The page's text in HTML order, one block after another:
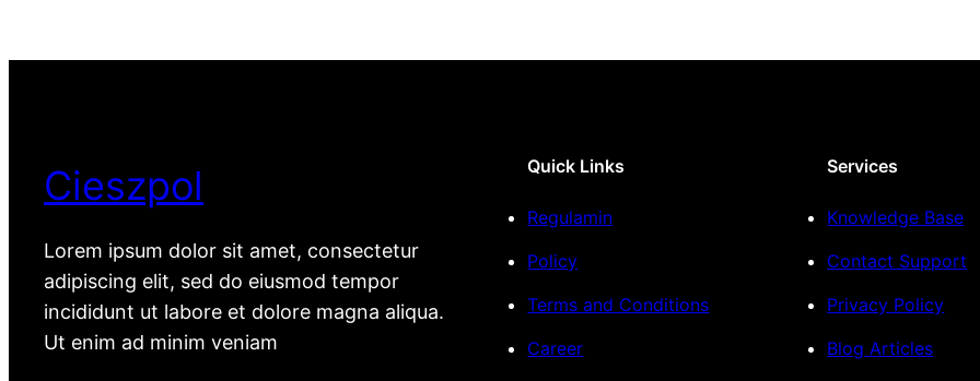
Cieszpol
Lorem ipsum dolor sit amet, consectetur
adipiscing elit, sed do eiusmod tempor
incididunt ut labore et dolore magna aliqua.
Ut enim ad minim veniam
Quick Links
Regulamin
Policy
Terms and Conditions
Career
Services
Knowledge Base
Contact Support
Privacy Policy
Blog Articles